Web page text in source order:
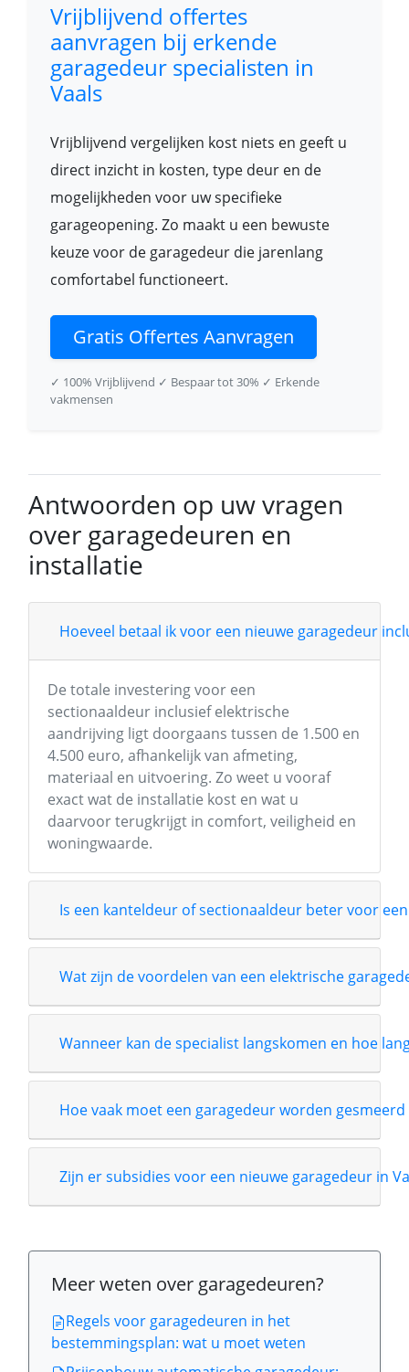
Vrijblijvend offertes
aanvragen bij erkende
garagedeur specialisten in
Vaals
Vrijblijvend vergelijken kost niets en geeft u
direct inzicht in kosten, type deur en de
mogelijkheden voor uw specifieke
garageopening. Zo maakt u een bewuste
keuze voor de garagedeur die jarenlang
comfortabel functioneert.
Gratis Offertes Aanvragen
✓ 100% Vrijblijvend ✓ Bespaar tot 30% ✓ Erkende
vakmensen
Antwoorden op uw vragen
over garagedeuren en
installatie
Hoeveel betaal ik voor een nieuwe garagedeur
De totale investering voor een
sectionaaldeur inclusief elektrische
aandrijving ligt doorgaans tussen de 1.500 en
4.500 euro, afhankelijk van afmeting,
materiaal en uitvoering. Zo weet u vooraf
exact wat de installatie kost en wat u
daarvoor terugkrijgt in comfort, veiligheid en
woningwaarde.
Is een kanteldeur of sectionaaldeur beter voor
Wat zijn de voordelen van een elektrische
Wanneer kan de specialist langskomen en hoe
Hoe vaak moet een garagedeur worden
Zijn er subsidies voor een nieuwe garagedeur in
Meer weten over garagedeuren?
Regels voor garagedeuren in het
bestemmingsplan: wat u moet weten